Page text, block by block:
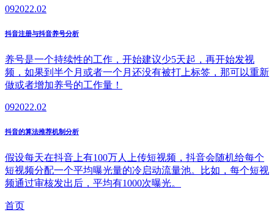
092022.02
抖音注册与抖音养号分析
养号是一个持续性的工作，开始建议少5天起，再开始发视
频，如果到半个月或者一个月还没有被打上标签，那可以重新
做或者增加养号的工作量！
092022.02
抖音的算法推荐机制分析
假设每天在抖音上有100万人上传短视频，抖音会随机给每个
短视频分配一个平均曝光量的冷启动流量池。比如，每个短视
频通过审核发出后，平均有1000次曝光。
首页